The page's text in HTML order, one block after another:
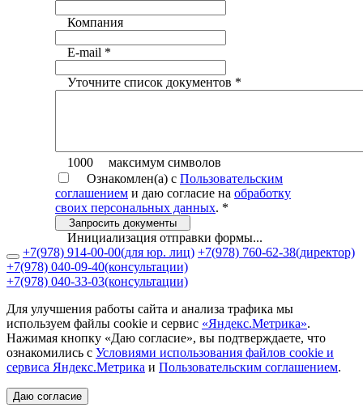
Компания
E-mail *
Уточните список документов *
1000
максимум символов
Ознакомлен(а) с Пользовательским
соглашением и даю согласие на обработку
своих персональных данных. *
Запросить документы
Инициализация отправки формы...
+7(978) 914-00-00(для юр. лиц) +7(978) 760-62-38(директор)
+7(978) 040-09-40(консультации)
+7(978) 040-33-03(консультации)
Для улучшения работы сайта и анализа трафика мы
используем файлы cookie и сервис «Яндекс.Метрика».
Нажимая кнопку «Даю согласие», вы подтверждаете, что
ознакомились с Условиями использования файлов cookie и
сервиса Яндекс.Метрика и Пользовательским соглашением.
Даю согласие